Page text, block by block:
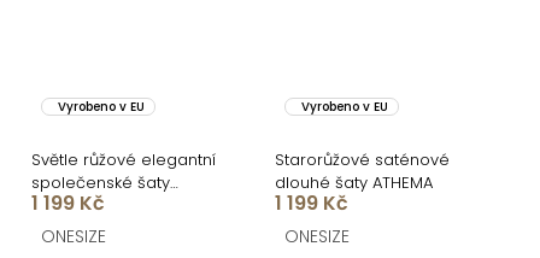
Vyrobeno v EU
Světle růžové elegantní
společenské šaty
IRAKLION
1 199 Kč
ONESIZE
Vyrobeno v EU
Starorůžové saténové
dlouhé šaty ATHEMA
1 199 Kč
ONESIZE